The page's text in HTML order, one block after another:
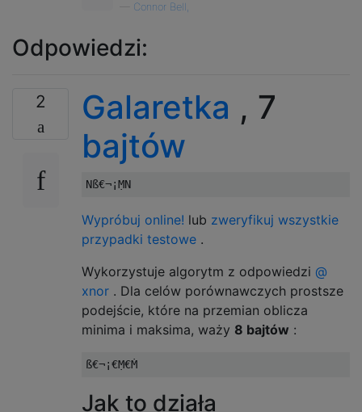
Connor Bell,
Odpowiedzi:
2 Galaretka , 7
bajtów
Wypróbuj online! lub zweryfikuj wszystkie
przypadki testowe .
Wykorzystuje algorytm z odpowiedzi @
xnor . Dla celów porównawczych prostsze
podejście, które na przemian oblicza
minima i maksima, waży 8 bajtów :
Jak to działa